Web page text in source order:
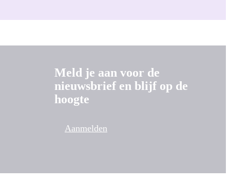
Meld je aan voor de
nieuwsbrief en blijf op de
hoogte
Aanmelden